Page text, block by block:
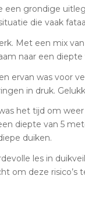
grondige
die vaak
Met een mix
naar een
ervan was voor
in druk.
het tijd om
diepte van 5
duiken.
les in
om deze